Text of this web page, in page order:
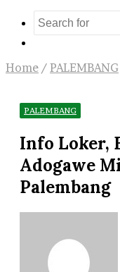
Home / PALEMBANG
PALEMBANG
Info Loker,
Adogawe
Palembang